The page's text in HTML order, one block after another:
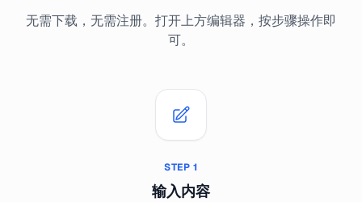
无需下载，无需注册。打开上方编辑器，按步骤操作即
可。
STEP1
输入内容